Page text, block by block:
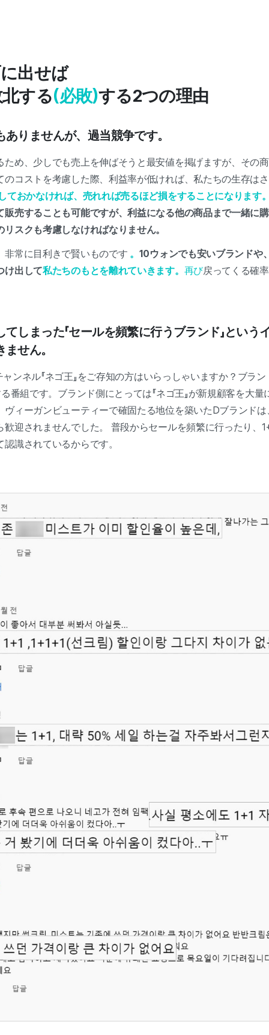
出せば
する(必敗)する2つの理由
りませんが、過当競争です。
ため、少しでも売上を伸ばそうと最安値を掲げますが、その
のコストを考慮した際、利益率が低ければ、私たちの生存は
ておかなければ、売れれば売るほど損をすることになります
販売することも可能ですが、利益になる他の商品まで一緒に
スクも考慮しなければなりません。
非常に目利きで賢いものです 。 10ウォンでも安いブランドや
け出して私たちのもとを離れていきます。 再び戻ってくる確
しまった「セールを頻繁に行うブランド」という
せん。
ンネル『ネゴ王』をご存知の方はいらっしゃいますか？ブラ
る番組です。ブランド側にとっては『ネゴ王』が新規顧客を大
ヴィーガンビューティーで確固たる地位を築いたDブランド
迎されませんでした。 普段からセールを頻繁に行ったり、
識されているからです。